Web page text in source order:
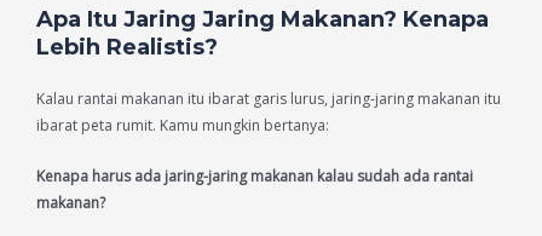
Apa Itu Jaring Jaring Makanan? Kenapa
Lebih Realistis?
Kalau rantai makanan itu ibarat garis lurus, jaring-jaring makanan itu
ibarat peta rumit. Kamu mungkin bertanya:
Kenapa harus ada jaring-jaring makanan kalau sudah ada rantai
makanan?